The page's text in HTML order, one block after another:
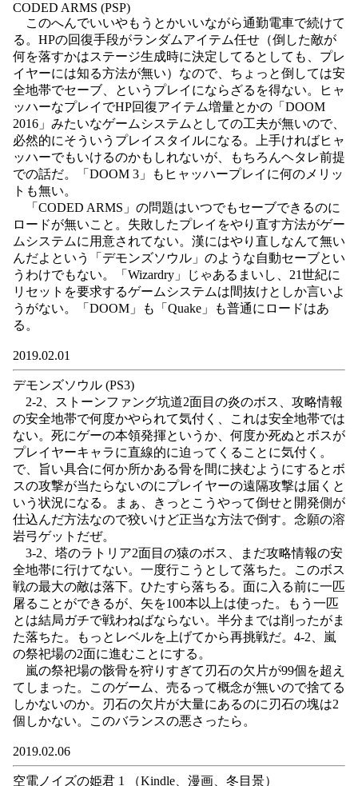
CODED ARMS (PSP)
このへんでいいやもうとかいいながら通勤電車で続けて
る。HPの回復手段がランダムアイテム任せ（倒した敵が
何を落すかはステージ生成時に決定してるとしても、プレ
イヤーには知る方法が無い）なので、ちょっと倒しては安
全地帯でセーブ、というプレイにならざるを得ない。ヒャ
ッハーなプレイでHP回復アイテム増量とかの「DOOM
2016」みたいなゲームシステムとしての工夫が無いので、
必然的にそういうプレイスタイルになる。上手ければヒャ
ッハーでもいけるのかもしれないが、もちろんヘタレ前提
での話だ。「DOOM 3」もヒャッハープレイに何のメリッ
トも無い。
「CODED ARMS」の問題はいつでもセーブできるのに
ロードが無いこと。失敗したプレイをやり直す方法がゲー
ムシステムに用意されてない。漢にはやり直しなんて無い
んだよという「デモンズソウル」のような自動セーブとい
うわけでもない。「Wizardry」じゃあるまいし、21世紀に
リセットを要求するゲームシステムは間抜けとしか言いよ
うがない。「DOOM」も「Quake」も普通にロードはあ
る。
2019.02.01
デモンズソウル (PS3)
2-2、ストーンファング坑道2面目の炎のボス、攻略情報
の安全地帯で何度かやられて気付く、これは安全地帯では
ない。死にゲーの本領発揮というか、何度か死ぬとボスが
プレイヤーキャラに直線的に迫ってくることに気付く。
で、旨い具合に何か所かある骨を間に挟むようにするとボ
スの攻撃が当たらないのにプレイヤーの遠隔攻撃は届くと
いう状況になる。まぁ、きっとこうやって倒せと開発側が
仕込んだ方法なので狡いけど正当な方法で倒す。念願の溶
岩弓ゲットだぜ。
3-2、塔のラトリア2面目の猿のボス、まだ攻略情報の安
全地帯に行けてない。一度行こうとして落ちた。このボス
戦の最大の敵は落下。ひたすら落ちる。面に入る前に一匹
屠ることができるが、矢を100本以上は使った。もう一匹
とは結局ガチで戦わねばならない。半分までは削ったがま
た落ちた。もっとレベルを上げてから再挑戦だ。4-2、嵐
の祭祀場の2面に進むことにする。
嵐の祭祀場の骸骨を狩りすぎて刃石の欠片が99個を超え
てしまった。このゲーム、売るって概念が無いので捨てる
しかないのか。刃石の欠片が大量にあるのに刃石の塊は2
個しかない。このバランスの悪さったら。
2019.02.06
空電ノイズの姫君 1 （Kindle、漫画、冬目景）